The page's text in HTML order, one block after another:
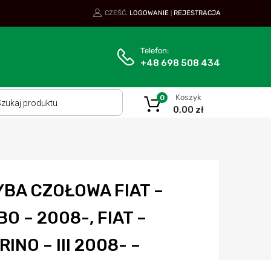
CZEŚĆ. LOGOWANIE REJESTRACJA
Telefon:
+48 698 508 434
Koszyk
0,00 zł
0
CZOŁOWA FIAT –
– 2008-, FIAT –
– III 2008- –